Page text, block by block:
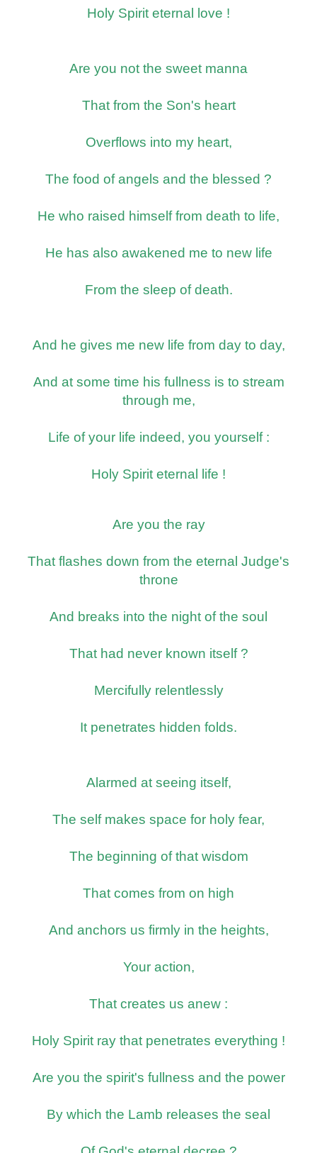
Holy Spirit eternal love !
Are you not the sweet manna
That from the Son's heart
Overflows into my heart,
The food of angels and the blessed ?
He who raised himself from death to life,
He has also awakened me to new life
From the sleep of death.
And he gives me new life from day to day,
And at some time his fullness is to stream
through me,
Life of your life indeed, you yourself :
Holy Spirit eternal life !
Are you the ray
That flashes down from the eternal Judge's
throne
And breaks into the night of the soul
That had never known itself ?
Mercifully relentlessly
It penetrates hidden folds.
Alarmed at seeing itself,
The self makes space for holy fear,
The beginning of that wisdom
That comes from on high
And anchors us firmly in the heights,
Your action,
That creates us anew :
Holy Spirit ray that penetrates everything !
Are you the spirit's fullness and the power
By which the Lamb releases the seal